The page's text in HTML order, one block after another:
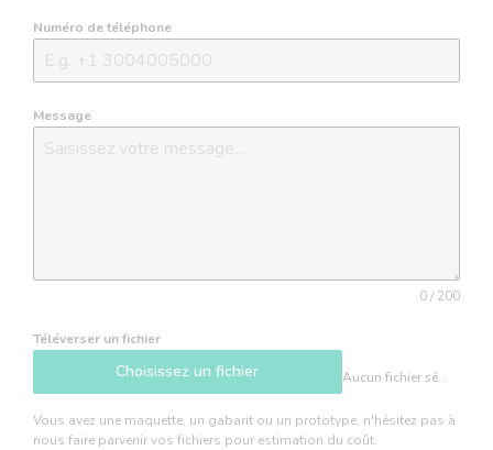
Numéro de téléphone
Message
0 / 200
Téléverser un fichier
Choisissez un fichier Aucun fichier sélectionné
Vous avez une maquette, un gabarit ou un prototype, n'hésitez pas à
nous faire parvenir vos fichiers pour estimation du coût.